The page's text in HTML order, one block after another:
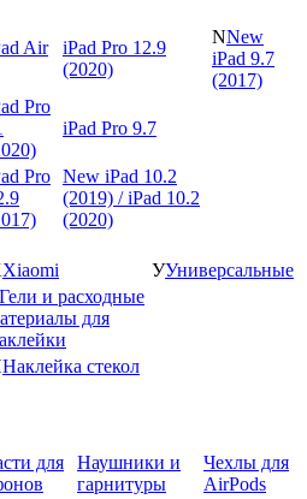
Air
iPad Pro 12.9
(2020)
NNew
iPad 9.7
(2017)
Pro
iPad Pro 9.7
Pro New iPad 10.2
(2019) / iPad 10.2
(2020)
Xiaomi УУниверсальные
Гели и расходные
для
Наклейка стекол
для
Наушники и
гарнитуры
Чехлы для
AirPods